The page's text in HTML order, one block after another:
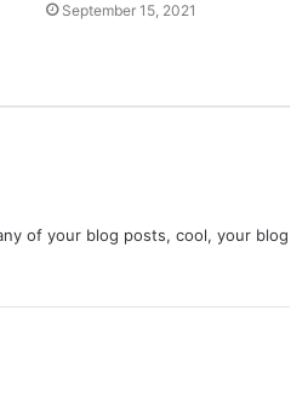
September 15, 2021
of your blog posts, cool, your blog